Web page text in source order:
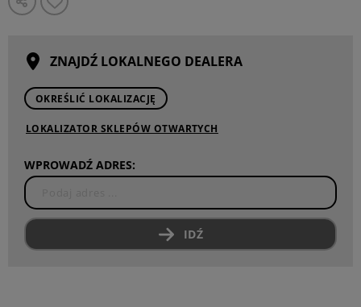
ZNAJDŹ LOKALNEGO DEALERA
OKREŚLIĆ LOKALIZACJĘ
LOKALIZATOR SKLEPÓW OTWARTYCH
WPROWADŹ ADRES:
IDŹ